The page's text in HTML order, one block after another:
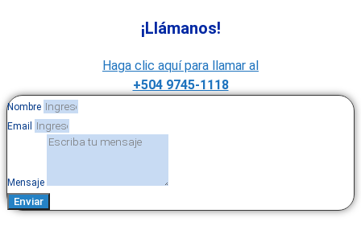
¡Llámanos!
Haga clic aquí para llamar al
+504 9745-1118
Nombre
Email
Mensaje
Enviar